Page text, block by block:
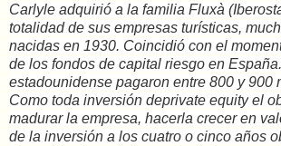
Carlyle adquirió a la familia Fluxà
totalidad de sus empresas turísticas,
nacidas en 1930. Coincidió con el
de los fondos de capital riesgo en
estadounidense pagaron entre 800 y 900
Como toda inversión deprivate equity el
madurar la empresa, hacerla crecer en
de la inversión a los cuatro o cinco años